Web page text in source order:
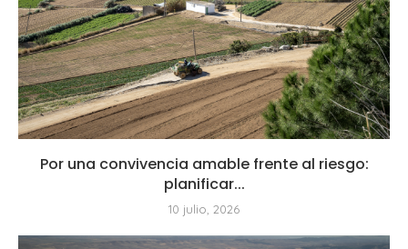
Por una convivencia amable frente al riesgo:
planificar...
10 julio, 2026